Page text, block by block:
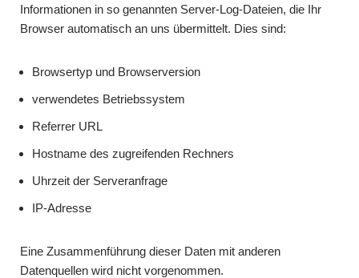
Informationen in so genannten Server-Log-Dateien, die Ihr
Browser automatisch an uns übermittelt. Dies sind:
Browsertyp und Browserversion
verwendetes Betriebssystem
Referrer URL
Hostname des zugreifenden Rechners
Uhrzeit der Serveranfrage
IP-Adresse
Eine Zusammenführung dieser Daten mit anderen
Datenquellen wird nicht vorgenommen.